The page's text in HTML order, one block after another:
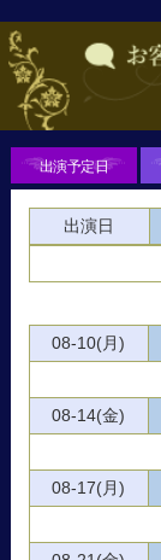
出演予定日
出演日
08-10(月)
08-14(金)
08-17(月)